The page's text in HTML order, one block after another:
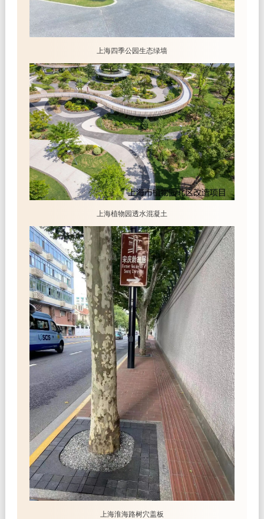
上海四季公园生态绿墙
上海植物园透水混凝土
上海淮海路树穴盖板